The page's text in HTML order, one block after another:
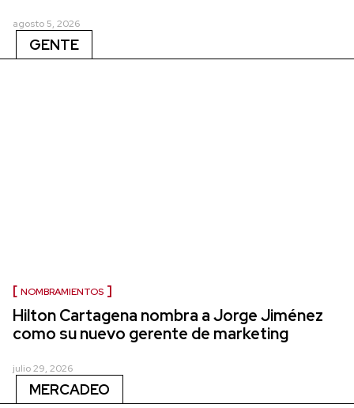
agosto 5, 2026
GENTE
NOMBRAMIENTOS
Hilton Cartagena nombra a Jorge Jiménez
como su nuevo gerente de marketing
julio 29, 2026
MERCADEO